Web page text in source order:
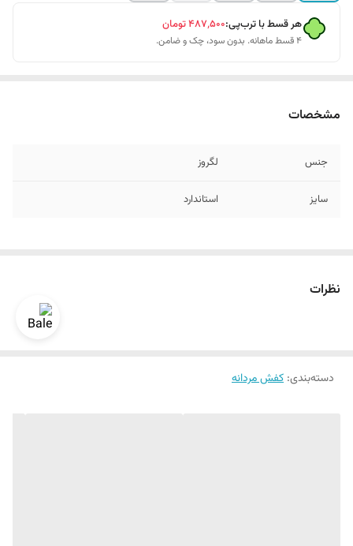
هر قسط با ترب‌پی:۴۸۷٬۵۰۰تومان
۴ قسط ماهانه. بدون سود، چک و ضامن.
مشخصات
جنس لگروز
سایز استاندارد
نظرات
دسته‌بندی: کفش مردانه